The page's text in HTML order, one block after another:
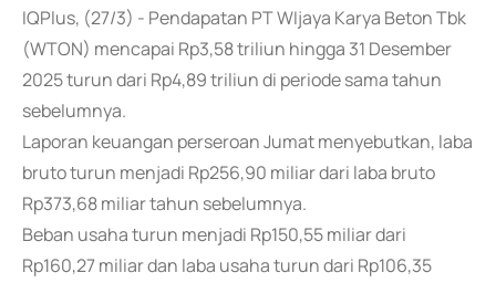
IQPlus, (27/3) - Pendapatan PT WIjaya Karya Beton Tbk
(WTON) mencapai Rp3,58 triliun hingga 31 Desember
2025 turun dari Rp4,89 triliun di periode sama tahun
sebelumnya.
Laporan keuangan perseroan Jumat menyebutkan, laba
bruto turun menjadi Rp256,90 miliar dari laba bruto
Rp373,68 miliar tahun sebelumnya.
Beban usaha turun menjadi Rp150,55 miliar dari
Rp160,27 miliar dan laba usaha turun dari Rp106,35